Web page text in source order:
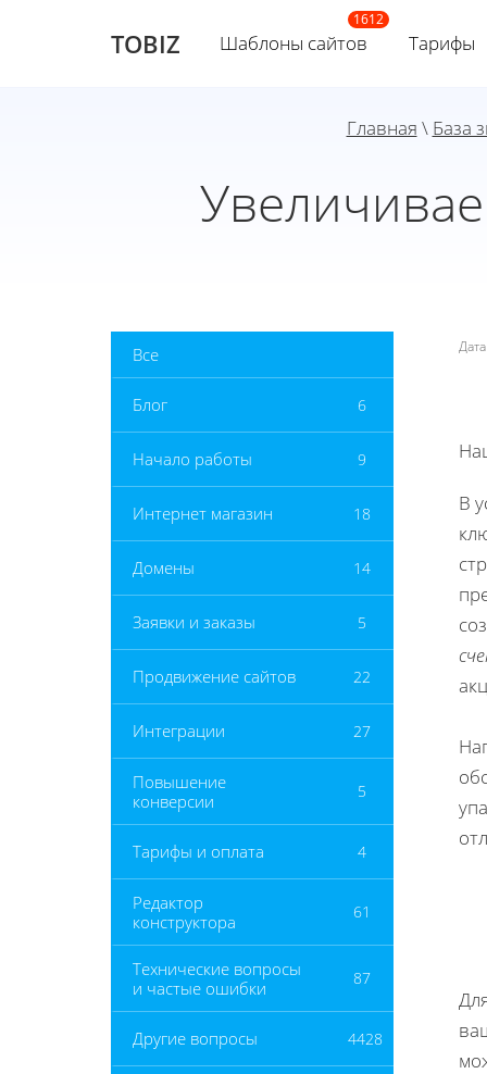
TOBIZ Шаблоны сайтов Тарифы
Главная \ База
Все
Блог 6
Начало работы 9
Интернет магазин 18
Домены 14
Заявки и заказы 5
Продвижение сайтов 22
Интеграции 27
Повышение
конверсии
5
Тарифы и оплата 4
Редактор
конструктора
61
Технические вопросы
и частые ошибки
87
Другие вопросы 4428
В